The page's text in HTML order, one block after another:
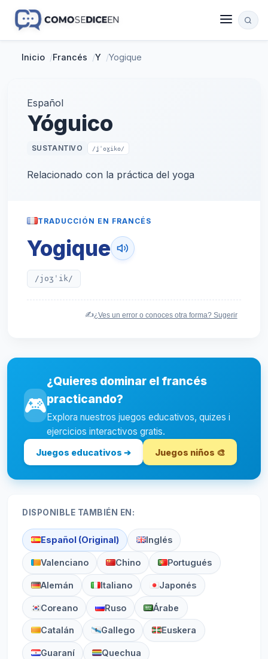
Inicio /Francés /Y /Yogique
Español
Yóguico
SUSTANTIVO /ʝˈoɣiko/
Relacionado con la práctica del yoga
TRADUCCIÓN EN FRANCÉS
Yogique
/joʒˈik/
✍️¿Ves un error o conoces otra forma? Sugerir
🎮
¿Quieres dominar el francés
practicando?
Explora nuestros juegos educativos, quizes i
ejercicios interactivos gratis.
Juegos educativos ➔ Juegos niños 🎨
DISPONIBLE TAMBIÉN EN:
Español (Original) Inglés
Valenciano Chino Portugués
Alemán Italiano Japonés
Coreano Ruso Árabe
Catalán Gallego Euskera
Guaraní Quechua